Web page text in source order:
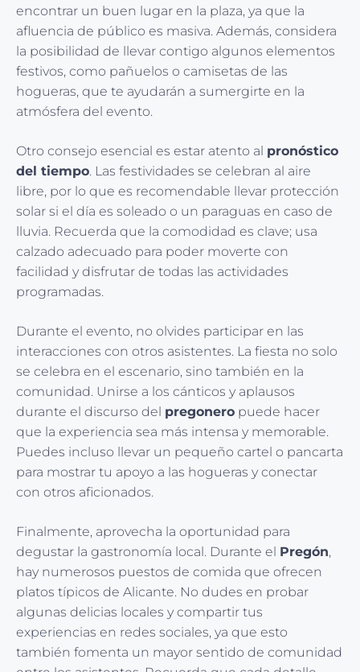
encontrar un buen lugar en la plaza, ya que la
afluencia de público es masiva. Además, considera
la posibilidad de llevar contigo algunos elementos
festivos, como pañuelos o camisetas de las
hogueras, que te ayudarán a sumergirte en la
atmósfera del evento.
Otro consejo esencial es estar atento al pronóstico
del tiempo. Las festividades se celebran al aire
libre, por lo que es recomendable llevar protección
solar si el día es soleado o un paraguas en caso de
lluvia. Recuerda que la comodidad es clave; usa
calzado adecuado para poder moverte con
facilidad y disfrutar de todas las actividades
programadas.
Durante el evento, no olvides participar en las
interacciones con otros asistentes. La fiesta no solo
se celebra en el escenario, sino también en la
comunidad. Unirse a los cánticos y aplausos
durante el discurso del pregonero puede hacer
que la experiencia sea más intensa y memorable.
Puedes incluso llevar un pequeño cartel o pancarta
para mostrar tu apoyo a las hogueras y conectar
con otros aficionados.
Finalmente, aprovecha la oportunidad para
degustar la gastronomía local. Durante el Pregón,
hay numerosos puestos de comida que ofrecen
platos típicos de Alicante. No dudes en probar
algunas delicias locales y compartir tus
experiencias en redes sociales, ya que esto
también fomenta un mayor sentido de comunidad